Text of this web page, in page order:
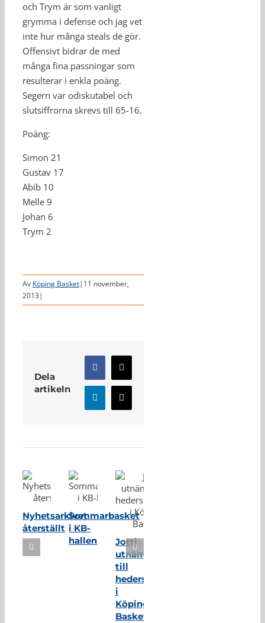
och Trym är som vanligt
grymma i defense och jag vet
inte hur många steals de gör.
Offensivt bidrar de med
många fina passningar som
resulterar i enkla poäng.
Segern var odiskutabel och
slutsiffrorna skrevs till 65-16.
Poäng:
Simon 21
Gustav 17
Abib 10
Melle 9
Johan 6
Trym 2
Av Köping Basket| 11 november,
2013 |
Dela
artikeln
Facebook
X
LinkedInE-
post
Nyhetsarkivet
återställt
Sommarbasket
i KB-
hallen
Jotti
utnämnd
till
hedersmedlem
i
Köping
Basket